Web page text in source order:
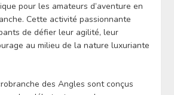
pour les amateurs d’aventure en
Cette activité passionnante
de défier leur agilité, leur
au milieu de la nature luxuriante
des Angles sont conçus